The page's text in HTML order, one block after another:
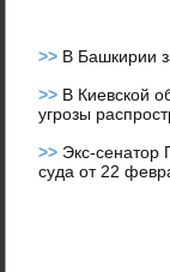
>> В Башкирии
>> В Киевской
угрозы
>> Экс-сенатор
суда от 22